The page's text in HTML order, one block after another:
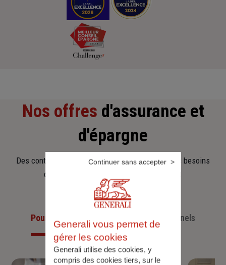
Nos offres d'assurance et
d'épargne
Des contrats clairs et flexibles pour sécuriser vos besoins
d’aujourd’hui et anticiper ceux de demain.
Pour les particuliers Pour les professionnels
Generali vous permet de
gérer les cookies
Generali utilise des cookies, y
compris des cookies tiers, sur le
Continuer sans accepter